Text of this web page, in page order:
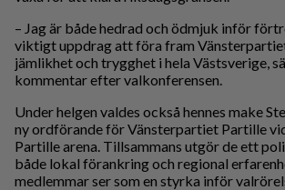
– Jag är både hedrad och ödmjuk inför
viktigt uppdrag att föra fram
jämlikhet och trygghet i hela Västsverige,
kommentar efter valkonferensen.
Under helgen valdes också hennes make
ny ordförande för Vänsterpartiet Partille
Partille arena. Tillsammans utgör de ett
både lokal förankring och regional
medlemmar ser som en styrka inför